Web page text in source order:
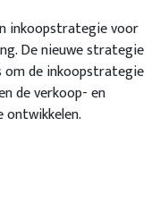
inkoopstrategie voor
De nieuwe strategie
om de inkoopstrategie
de verkoop- en